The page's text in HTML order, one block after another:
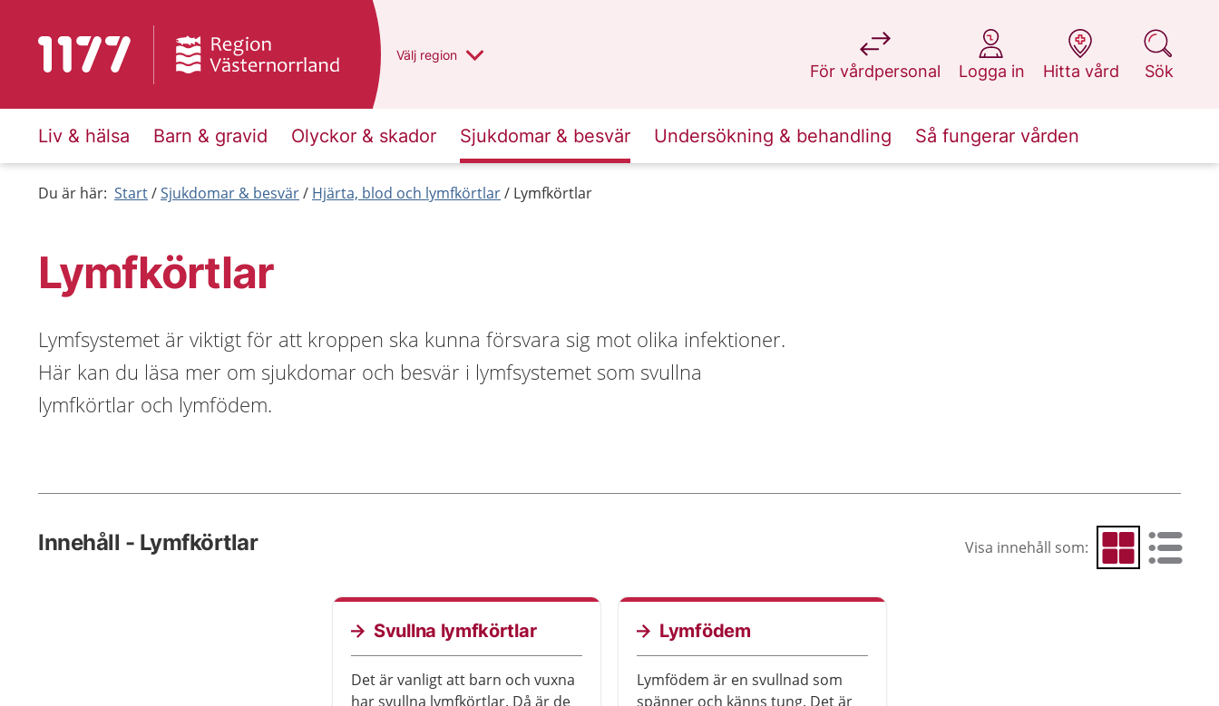
Till startsidan för 1177 Du har valt region
Välj en annan
region
För vårdpersonal
på 1177.se
Logga in
på 1177.se
Hitta vård
på 1177.se
Sök
på 1177.se
Liv & hälsa Barn & gravid Olyckor & skador Sjukdomar & besvär Undersökning & behandling Så fungerar vården
Du är här: Start Sjukdomar & besvär Hjärta, blod och lymfkörtlar Lymfkörtlar
Lymfkörtlar
Lymfsystemet är viktigt för att kroppen ska kunna försvara sig mot olika infektioner.
Här kan du läsa mer om sjukdomar och besvär i lymfsystemet som svullna
lymfkörtlar och lymfödem.
Innehåll - Lymfkörtlar Visa innehåll som: Visa som rutnät
Visa som
Svullna lymfkörtlar
Det är vanligt att barn och vuxna
har svullna lymfkörtlar. Då är de
Lymfödem
Lymfödem är en svullnad som
spänner och känns tung. Det är